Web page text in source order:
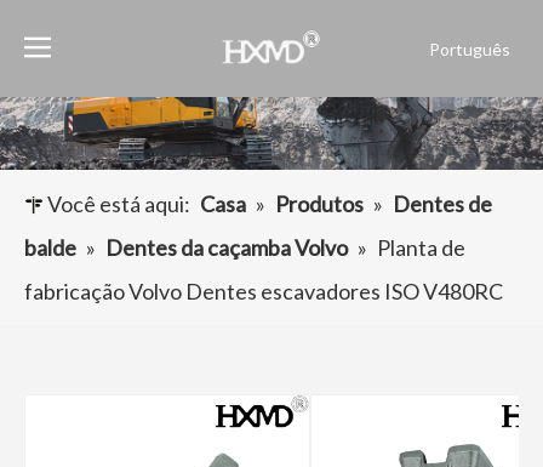
Português
العربية
Français
Pусский
Você está aqui: Casa » Produtos » Dentes de
balde » Dentes da caçamba Volvo » Planta de
fabricação Volvo Dentes escavadores ISO V480RC